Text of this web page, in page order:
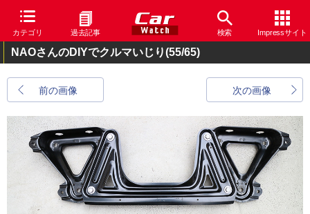
カテゴリ 過去記事 検索 Impressサイト
NAOさんのDIYでクルマいじり(55/65)
前の画像 次の画像